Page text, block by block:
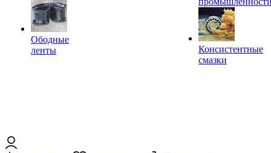
Ободные
ленты
Консистентные
смазки